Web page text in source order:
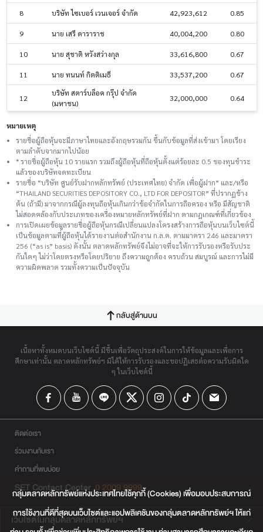
8 บริษัท ไซเบอร์ เวนเจอร์ จำกัด 42,923,612 0.85
9 นาย เสรี ดาราราช 40,004,200 0.80
10 นาย สุชาติ หวังสว่างกุล 33,616,800 0.67
11 นาย ทนนท์ กิตติเมธี 33,537,200 0.67
12
บริษัท สตาร์บล็อค กรุ๊ป จำกัด
(มหาชน)
32,000,000 0.64
หมายเหตุ
รายชื่อผู้ถือหุ้นจะมีภาษาไทยและอังกฤษรวมกัน ขึ้นกับข้อมูลที่ส่งเข้ามา โดยเรียง
ตามลำดับจากมากไปน้อย
* รายชื่อผู้ถือหุ้น 10 รายแรก รวมถึงผู้ถือหุ้นที่ถือหุ้นตั้งแต่ร้อยละ 0.5 ของทุนชําระ
แล้วของบริษัทจดทะเบียน
รายชื่อ “บริษัท ศูนย์รับฝากหลักทรัพย์ (ประเทศไทย) จำกัด เพื่อผู้ฝาก” และ/หรือ
“THAILAND SECURITIES DEPOSITORY CO., LTD FOR DEPOSITOR” ที่ปรากฏข้าง
ต้น (ถ้ามี) มาจากกรณีผู้ลงทุนถือหุ้นเกินกว่าข้อจำกัดในการถือครอง หรือ มีสัญชาติ
ไม่สอดคล้องกับประเภทของเครื่องหมายหลักทรัพย์ที่ฝาก ตามกฎเกณฑ์ที่เกี่ยวข้อง
การเปิดเผยข้อมูลรายชื่อผู้ถือหุ้นกรณีเปลี่ยนแปลงโครงสร้างการถือหุ้นบนเว็บไซต์นี้
เป็นข้อมูลตามที่ผู้ถือหุ้นได้รายงานต่อสำนักงาน ก.ล.ต. ตามมาตรา 246 และมาตรา
256 (“as is” basis) ดังนั้น ตลาดหลักทรัพย์จึงไม่อาจที่จะให้การรับรองหรือรับประ
กันใดๆ ไม่ว่าโดยตรงหรือโดยปริยาย ถึงความถูกต้อง ครบถ้วน สมบูรณ์ และการไม่มี
ความผิดพลาด รวมทั้งความเป็นปัจจุบัน
กลับสู่ด้านบน
เนื้อหาทั้งหมดบนเว็บไซต์นี้ มีขึ้นเพื่อวัตถุประสงค์ในการให้ข้อมูลและเพื่อการ
ศึกษาเท่านั้น ตลาดหลักทรัพย์ฯ มิได้ให้การรับรองและขอปฏิเสธต่อความรับผิดใด
ๆ ในเว็บไซต์นี้
ติดต่อเรา
ร่วมงานกับเรา
คำถามที่พบบ่อย
SET Contact Center 0 2009 9999
เว็บไซต์ในกลุ่มตลาดหลักทรัพย์ฯ
กลุ่มตลาดหลักทรัพย์แห่งประเทศไทยใช้คุกกี้ (Cookies) เพื่อมอบประสบการณ์
การใช้งานที่ดีที่สุดบนเว็บไซต์และแอปพลิเคชันของกลุ่มตลาดหลักทรัพย์ฯ ให้แก่